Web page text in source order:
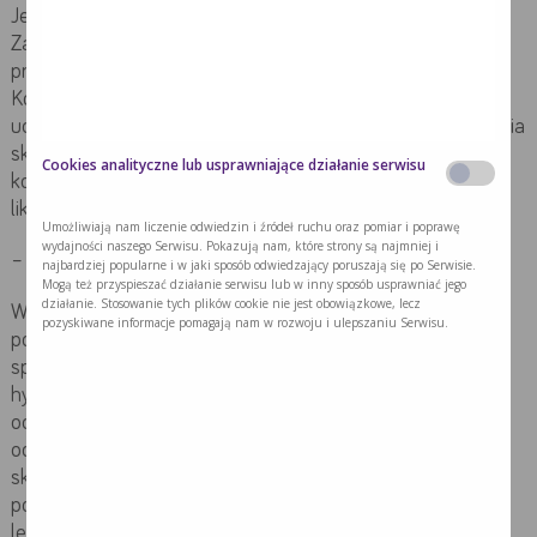
Jednym ze środków rekomendowanych jest oliwa z oliwek.
Zawarte w niej składniki wykazują działanie przeciwzapalne,
przeciwutleniające oraz stymulują odnawianie naskórka.
Kolejnym jest aloes, którego składniki zmniejszają reakcje
uczuleniowe, osłabiają świąd i zmniejszają podrażnienia
skóry. Pozytywne opinie naukowców zyskał również olej
kokosowy, który nawilża, zmniejsza stan zapalny skóry oraz
likwiduje siłę tarcia.
– opatrunki
W profilaktyce i leczeniu oprócz środków naturalnych
poprawiających elastyczność skóry stosuje się opatrunki
specjalistyczne, takie jak folie półprzepuszczalne,
hydrokoloidy, silicony i pianki. Ich zastosowanie ma na celu
ochronę skóry poprzez minimalizacje tarcia, miejscowego
odciążania i leczenia zmian. Opatrunki specjalistyczne
skracają czas leczenia oraz ograniczają występowanie
powikłań. O doborze rodzaju opatrunku decyduje
Cookies analityczne lub usprawniające działanie serwisu
Umożliwiają nam liczenie odwiedzin i źródeł ruchu oraz pomiar i poprawę
wydajności naszego Serwisu. Pokazują nam, które strony są najmniej i
najbardziej popularne i w jaki sposób odwiedzający poruszają się po Serwisie.
Mogą też przyspieszać działanie serwisu lub w inny sposób usprawniać jego
działanie. Stosowanie tych plików cookie nie jest obowiązkowe, lecz
pozyskiwane informacje pomagają nam w rozwoju i ulepszaniu Serwisu.